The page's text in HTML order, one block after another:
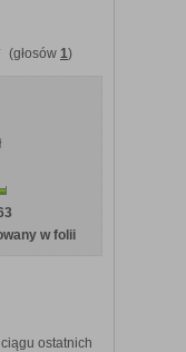
(głosów 1)
w folii
ostatnich